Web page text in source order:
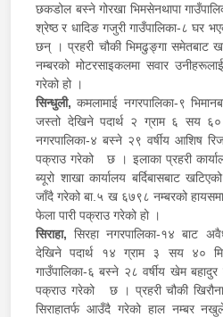
छकडोल बस्ने गोरखा भिमसेनथापा
श्रेष्ठ र धादिङ गजुरी गाउँपालिका-८ घर
छन् । प्रहरी चौकी भिमढुङ्गा समेतबाट
नम्बरको मोटरसाइकलमा सवार
गरेको हो ।
सिन्धुली,कमलामाई नगरपालिका-९
जस्तो देखिने पदार्थ २ ग्राम ६ सय ६०
नगरपालिका-४ बस्ने २९ वर्षीय आशिष
पक्राउ गरेको छ । इलाका प्रहरी
ब्यूरो शाखा कार्यालय बर्दिबासबाट
जाँदै गरेको बा.५ ख ६७९८ नम्बरको
फेला पारी पक्राउ गरेको हो ।
सिराहा, सिरहा नगरपालिका-१४ बाट
देखिने पदार्थ १४ ग्राम ३ सय ४०
गाउँपालिका-६ बस्ने २८ वर्षीय खेम बहादुर
पक्राउ गरेको छ । प्रहरी चौकी
सिराहातर्फ आउँदै गरेको हाल नम्बर